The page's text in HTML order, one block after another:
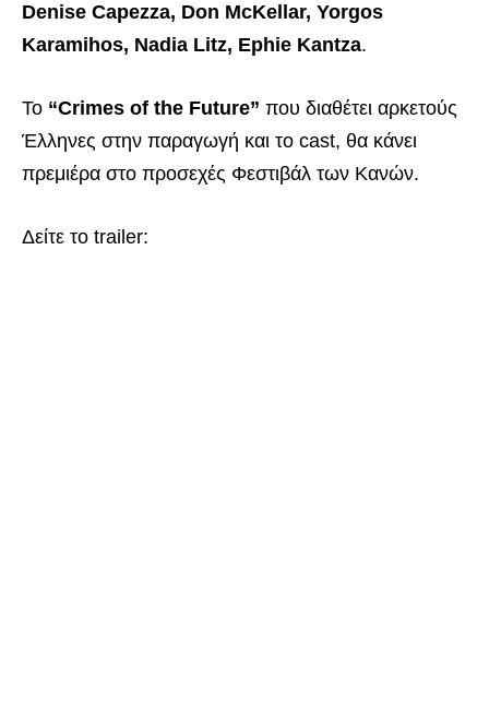
Denise Capezza, Don McKellar, Yorgos
Karamihos, Nadia Litz, Ephie Kantza.
Το “Crimes of the Future” που διαθέτει αρκετούς
Έλληνες στην παραγωγή και το cast, θα κάνει
πρεμιέρα στο προσεχές Φεστιβάλ των Κανών.
Δείτε το trailer: